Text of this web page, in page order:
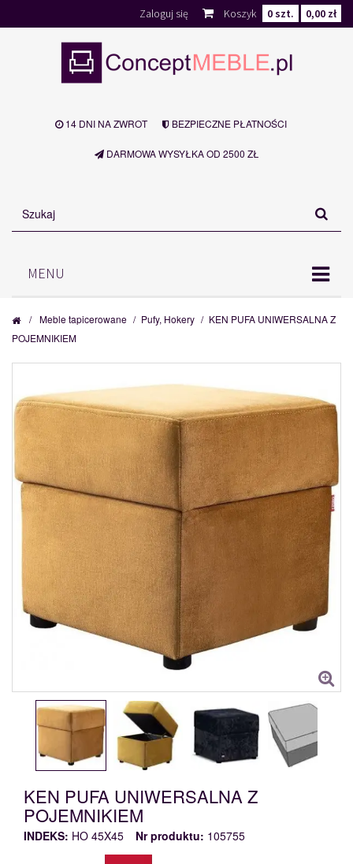
Koszyk 0szt. 0,00 zł
Zaloguj się
14 DNI NA ZWROT BEZPIECZNE PŁATNOŚCI
DARMOWA WYSYŁKA OD 2500 ZŁ
MENU
/ Meble tapicerowane / Pufy, Hokery / KEN PUFA UNIWERSALNA Z
POJEMNIKIEM
KEN PUFA UNIWERSALNA Z
POJEMNIKIEM
INDEKS: HO 45X45 Nr produktu: 105755